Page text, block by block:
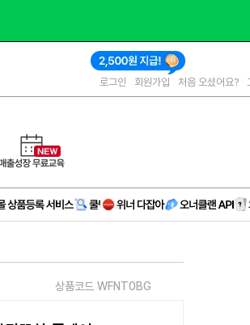
로그인 회원가입 처음 오셨어요?
상품코드 WFNT0BG